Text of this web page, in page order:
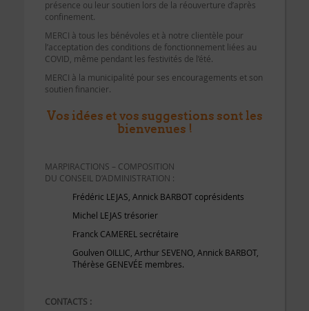
présence ou leur soutien lors de la réouverture d’après
confinement.
MERCI à tous les bénévoles et à notre clientèle pour
l’acceptation des conditions de fonctionnement liées au
COVID, même pendant les festivités de l’été.
MERCI à la municipalité pour ses encouragements et son
soutien financier.
Vos idées et vos suggestions sont les
bienvenues !
MARPIRACTIONS – COMPOSITION
DU CONSEIL D’ADMINISTRATION :
Frédéric LEJAS, Annick BARBOT coprésidents
Michel LEJAS trésorier
Franck CAMEREL secrétaire
Goulven OILLIC, Arthur SEVENO, Annick BARBOT,
Thérèse GENEVÉE membres.
CONTACTS :